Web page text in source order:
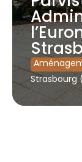
Strasbourg